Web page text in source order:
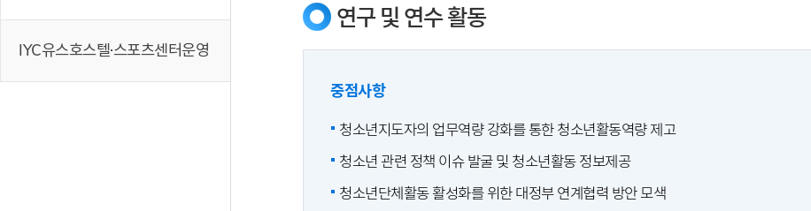
IYC유스호스텔·스포츠센터운영
연구 및 연수 활동
중점사항
청소년지도자의 업무역량 강화를 통한 청소년활동역량 제고
청소년 관련 정책 이슈 발굴 및 청소년활동 정보제공
청소년단체활동 활성화를 위한 대정부 연계협력 방안 모색